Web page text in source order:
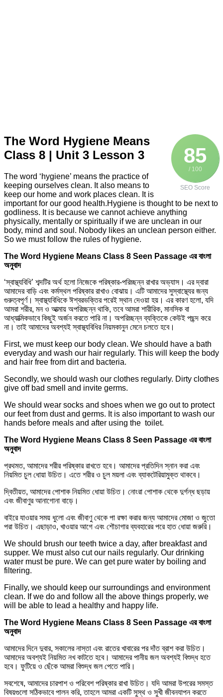
85
/ 100
SEO Score
The Word Hygiene Means
Class 8 | Unit 3 Lesson 3
The word ‘hygiene’ means the practice of
keeping ourselves clean. It also means to
keep our home and work places clean. It is
important for our good health.Hygiene is thought to be next to
godliness. It is because we cannot achieve anything
physically, mentally or spiritually if we are unclean in our
body, mind and soul. Nobody likes an unclean person either.
So we must follow the rules of hygiene.
The Word Hygiene Means Class 8 Seen Passage এর বাংলা
অনুবাদ
‘স্বাস্থ্যবিধি’ শব্দটির অর্থ হলো নিজেকে পরিষ্কার-পরিচ্ছন্ন রাখার অভ্যাস। এর দ্বারা
আমাদের বাড়ি এবং কর্মস্থল পরিষ্কার রাখাও বোঝায়। এটি আমাদের সুস্বাস্থ্যের জন্য
গুরুত্বপূর্ণ। স্বাস্থ্যবিধিকে ঈশ্বরভক্তির পরেই স্থান দেওয়া হয়। এর কারণ হলো, যদি
আমরা শরীর, মন ও আত্মায় অপরিচ্ছন্ন থাকি, তবে আমরা শারীরিক, মানসিক বা
আধ্যাত্মিকভাবে কিছুই অর্জন করতে পারি না। অপরিচ্ছন্ন ব্যক্তিকে কেউই পছন্দ করে
না। তাই আমাদের অবশ্যই স্বাস্থ্যবিধির নিয়মকানুন মেনে চলতে হবে।
First, we must keep our body clean. We should have a bath
everyday and wash our hair regularly. This will keep the body
and hair free from dirt and bacteria.
Secondly, we should wash our clothes regularly. Dirty clothes
give off bad smell and invite germs.
We should wear socks and shoes when we go out to protect
our feet from dust and germs. It is also important to wash our
hands before meals and after using the toilet.
The Word Hygiene Means Class 8 Seen Passage এর বাংলা
অনুবাদ
প্রথমত, আমাদের শরীর পরিষ্কার রাখতে হবে। আমাদের প্রতিদিন স্নান করা এবং
নিয়মিত চুল ধোয়া উচিত। এতে শরীর ও চুল ময়লা এবং ব্যাকটেরিয়ামুক্ত থাকবে।
দ্বিতীয়ত, আমাদের পোশাক নিয়মিত ধোয়া উচিত। নোংরা পোশাক থেকে দুর্গন্ধ ছড়ায়
এবং জীবাণুর আনাগোনা বাড়ে।
বাইরে যাওয়ার সময় ধুলো এবং জীবাণু থেকে পা রক্ষা করার জন্য আমাদের মোজা ও জুতো
পরা উচিত। এছাড়াও, খাওয়ার আগে এবং শৌচাগার ব্যবহারের পরে হাত ধোয়া জরুরি।
We should brush our teeth twice a day, after breakfast and
supper. We must also cut our nails regularly. Our drinking
water must be pure. We can get pure water by boiling and
filtering.
Finally, we should keep our surroundings and environment
clean. If we do and follow all the above things properly, we
will be able to lead a healthy and happy life.
The Word Hygiene Means Class 8 Seen Passage এর বাংলা
অনুবাদ
আমাদের দিনে দুবার, সকালের নাস্তা এবং রাতের খাবারের পর দাঁত ব্রাশ করা উচিত।
আমাদের অবশ্যই নিয়মিত নখ কাটতে হবে। আমাদের পানীয় জল অবশ্যই বিশুদ্ধ হতে
হবে। ফুটিয়ে ও ছেঁকে আমরা বিশুদ্ধ জল পেতে পারি।
সবশেষে, আমাদের চারপাশ ও পরিবেশ পরিষ্কার রাখা উচিত। যদি আমরা উপরের সমস্ত
বিষয়গুলো সঠিকভাবে পালন করি, তাহলে আমরা একটি সুস্থ ও সুখী জীবনযাপন করতে